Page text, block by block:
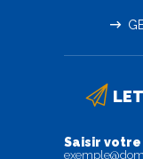
Saisir